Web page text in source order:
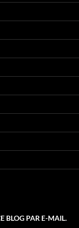
BLOG PAR E-MAIL.